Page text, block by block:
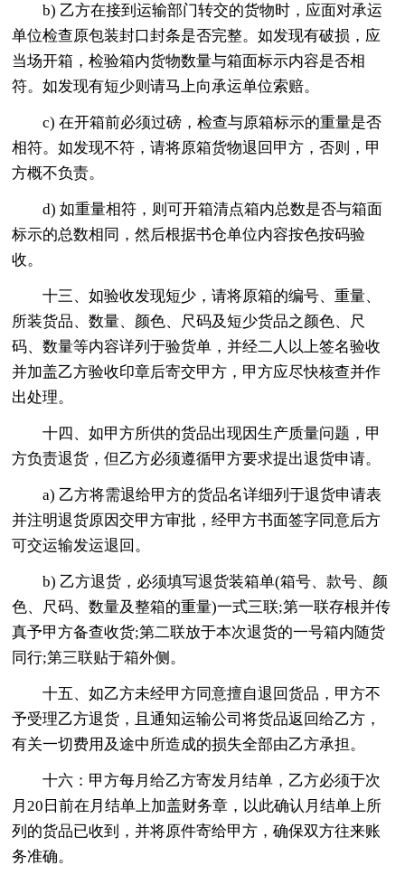
b) 乙方在接到运输部门转交的货物时，应面对承运
单位检查原包装封口封条是否完整。如发现有破损，应
当场开箱，检验箱内货物数量与箱面标示内容是否相
符。如发现有短少则请马上向承运单位索赔。
c) 在开箱前必须过磅，检查与原箱标示的重量是否
相符。如发现不符，请将原箱货物退回甲方，否则，甲
方概不负责。
d) 如重量相符，则可开箱清点箱内总数是否与箱面
标示的总数相同，然后根据书仓单位内容按色按码验
收。
十三、如验收发现短少，请将原箱的编号、重量、
所装货品、数量、颜色、尺码及短少货品之颜色、尺
码、数量等内容详列于验货单，并经二人以上签名验收
并加盖乙方验收印章后寄交甲方，甲方应尽快核查并作
出处理。
十四、如甲方所供的货品出现因生产质量问题，甲
方负责退货，但乙方必须遵循甲方要求提出退货申请。
a) 乙方将需退给甲方的货品名详细列于退货申请表
并注明退货原因交甲方审批，经甲方书面签字同意后方
可交运输发运退回。
b) 乙方退货，必须填写退货装箱单(箱号、款号、颜
色、尺码、数量及整箱的重量)一式三联;第一联存根并传
真予甲方备查收货;第二联放于本次退货的一号箱内随货
同行;第三联贴于箱外侧。
十五、如乙方未经甲方同意擅自退回货品，甲方不
予受理乙方退货，且通知运输公司将货品返回给乙方，
有关一切费用及途中所造成的损失全部由乙方承担。
十六：甲方每月给乙方寄发月结单，乙方必须于次
月20日前在月结单上加盖财务章，以此确认月结单上所
列的货品已收到，并将原件寄给甲方，确保双方往来账
务准确。